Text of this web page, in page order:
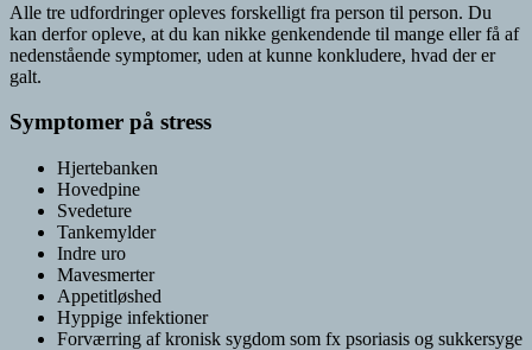
Alle tre udfordringer opleves forskelligt fra person til person. Du
kan derfor opleve, at du kan nikke genkendende til mange eller få af
nedenstående symptomer, uden at kunne konkludere, hvad der er
galt.
Symptomer på stress
Hjertebanken
Hovedpine
Svedeture
Tankemylder
Indre uro
Mavesmerter
Appetitløshed
Hyppige infektioner
Forværring af kronisk sygdom som fx psoriasis og sukkersyge